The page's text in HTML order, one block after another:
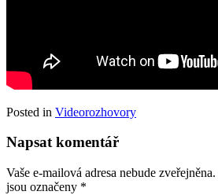
Posted in Videorozhovory
Napsat komentář
Vaše e-mailová adresa nebude zveřejněna.
jsou označeny *